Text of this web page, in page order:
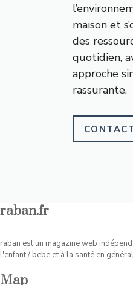
maison et
des
quotidien,
approche
rassurante.
raban.fr
raban est un magazine web
l'enfant / bebe et à la santé en
Map